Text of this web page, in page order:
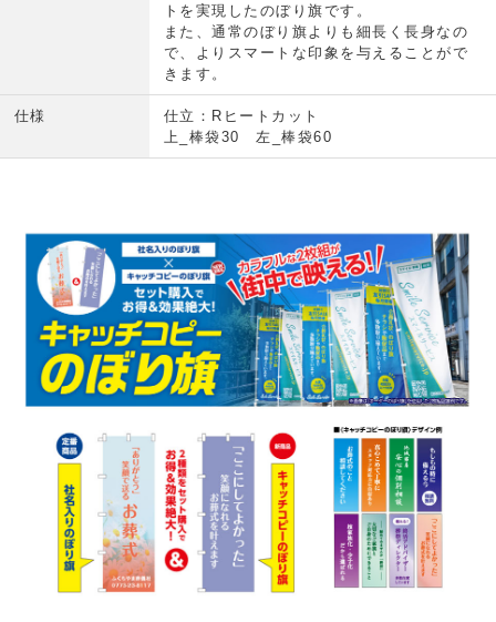
トを実現したのぼり旗です。
また、通常のぼり旗よりも細長く長身なの
で、よりスマートな印象を与えることがで
きます。
仕様
仕立：Rヒートカット
上_棒袋30 左_棒袋60